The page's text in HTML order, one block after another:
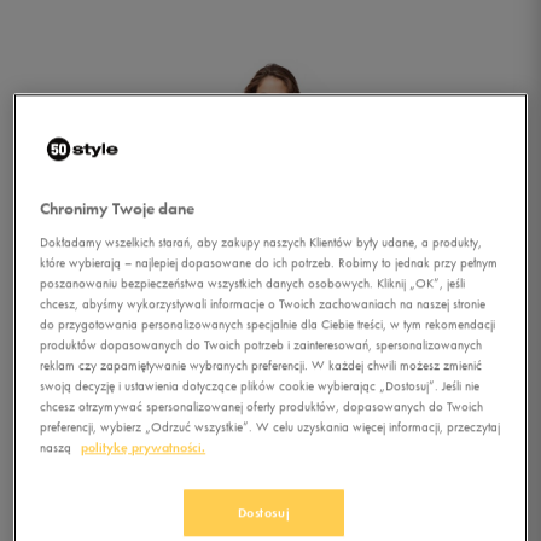
FEEWEAR T-SHIRT ODZA
Chronimy Twoje dane
Dokładamy wszelkich starań, aby zakupy naszych Klientów były udane, a produkty,
które wybierają – najlepiej dopasowane do ich potrzeb. Robimy to jednak przy pełnym
poszanowaniu bezpieczeństwa wszystkich danych osobowych. Kliknij „OK”, jeśli
chcesz, abyśmy wykorzystywali informacje o Twoich zachowaniach na naszej stronie
do przygotowania personalizowanych specjalnie dla Ciebie treści, w tym rekomendacji
produktów dopasowanych do Twoich potrzeb i zainteresowań, spersonalizowanych
reklam czy zapamiętywanie wybranych preferencji. W każdej chwili możesz zmienić
swoją decyzję i ustawienia dotyczące plików cookie wybierając „Dostosuj”. Jeśli nie
chcesz otrzymywać spersonalizowanej oferty produktów, dopasowanych do Twoich
preferencji, wybierz „Odrzuć wszystkie”. W celu uzyskania więcej informacji, przeczytaj
naszą
politykę prywatności.
Dostosuj